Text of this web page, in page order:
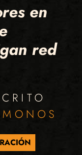
en
red